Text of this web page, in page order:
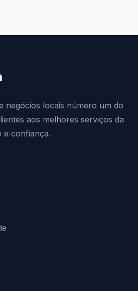
negócios locais número um do
aos melhores serviços da
e confiança.